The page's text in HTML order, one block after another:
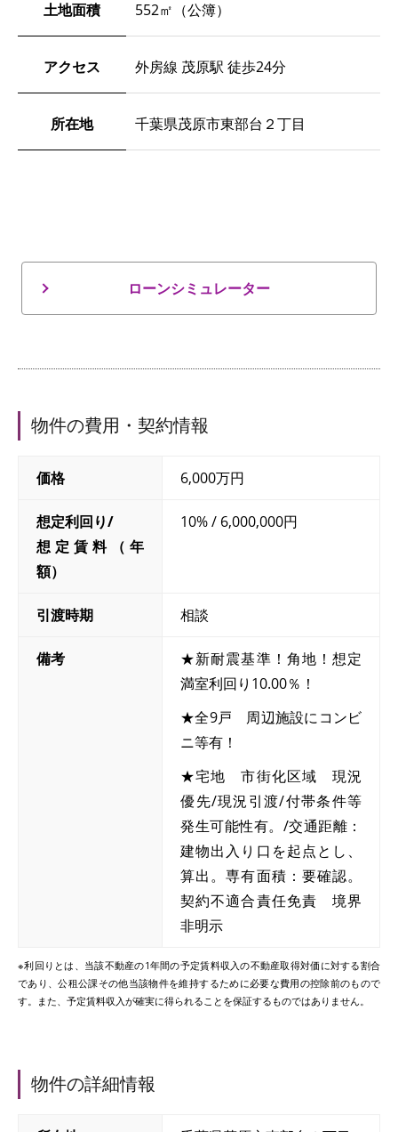
土地面積 552㎡（公簿）
アクセス 外房線 茂原駅 徒歩24分
所在地 千葉県茂原市東部台２丁目
ローンシミュレーター
物件の費用・契約情報
価格 6,000万円
想定利回り/
想定賃料（年
額）
10% / 6,000,000円
引渡時期 相談
備考
★新耐震基準！角地！想定
満室利回り10.00％！
★全9戸 周辺施設にコンビ
ニ等有！
★宅地 市街化区域 現況
優先/現況引渡/付帯条件等
発生可能性有。/交通距離：
建物出入り口を起点とし、
算出。専有面積：要確認。
契約不適合責任免責 境界
非明示
※利回りとは、当該不動産の1年間の予定賃料収入の不動産取得対価に対する割合
であり、公租公課その他当該物件を維持するために必要な費用の控除前のもので
す。また、予定賃料収入が確実に得られることを保証するものではありません。
物件の詳細情報